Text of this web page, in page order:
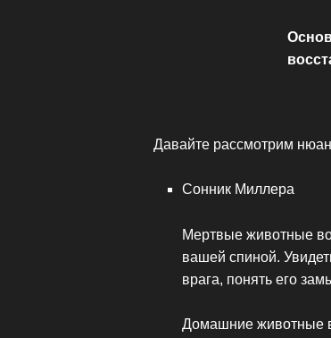
Давайте рассмотрим
Сонник Миллера
Мертвые животные
вашей спиной.
врага, понять его
Домашние животные